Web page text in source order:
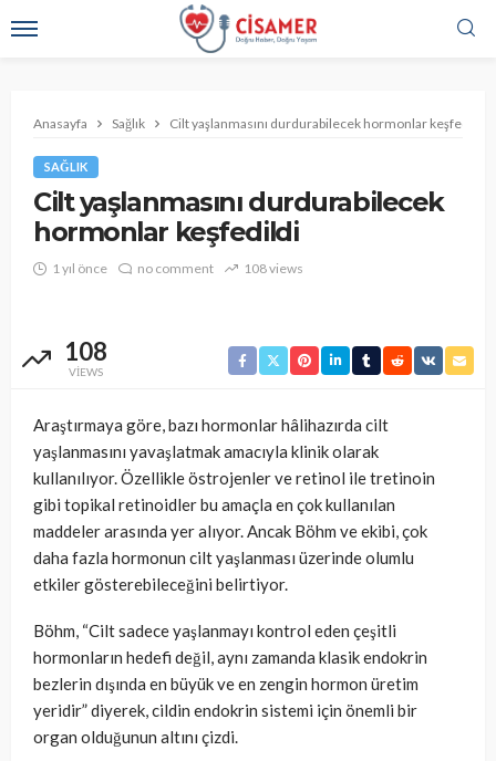
Anasayfa Sağlık Cilt yaşlanmasını durdurabilecek hormonlar keşfedildi
SAĞLIK
Cilt yaşlanmasını durdurabilecek
hormonlar keşfedildi
1 yıl önce no comment 108 views
108
VIEWS
Araştırmaya göre, bazı hormonlar hâlihazırda cilt
yaşlanmasını yavaşlatmak amacıyla klinik olarak
kullanılıyor. Özellikle östrojenler ve retinol ile tretinoin
gibi topikal retinoidler bu amaçla en çok kullanılan
maddeler arasında yer alıyor. Ancak Böhm ve ekibi, çok
daha fazla hormonun cilt yaşlanması üzerinde olumlu
etkiler gösterebileceğini belirtiyor.
Böhm, “Cilt sadece yaşlanmayı kontrol eden çeşitli
hormonların hedefi değil, aynı zamanda klasik endokrin
bezlerin dışında en büyük ve en zengin hormon üretim
yeridir” diyerek, cildin endokrin sistemi için önemli bir
organ olduğunun altını çizdi.